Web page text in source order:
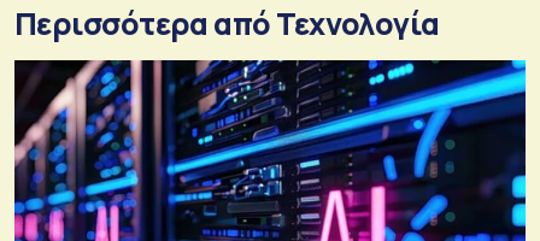
Περισσότερα από Τεχνολογία